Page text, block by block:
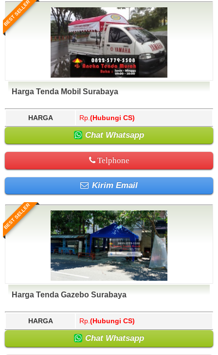
BEST SELLER
Harga Tenda Mobil Surabaya
HARGA Rp. (Hubungi CS)
Chat Whatsapp
Telphone
Kirim Email
BEST SELLER
Harga Tenda Gazebo Surabaya
HARGA Rp. (Hubungi CS)
Chat Whatsapp